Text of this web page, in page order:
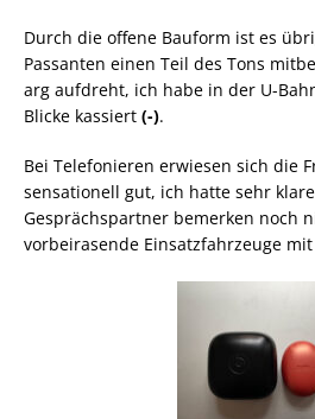
Durch die offene Bauform ist es
Passanten einen Teil des Tons
arg aufdreht, ich habe in der U-
Blicke kassiert (-).
Bei Telefonieren erwiesen sich die
sensationell gut, ich hatte sehr
Gesprächspartner bemerken noch
vorbeirasende Einsatzfahrzeuge